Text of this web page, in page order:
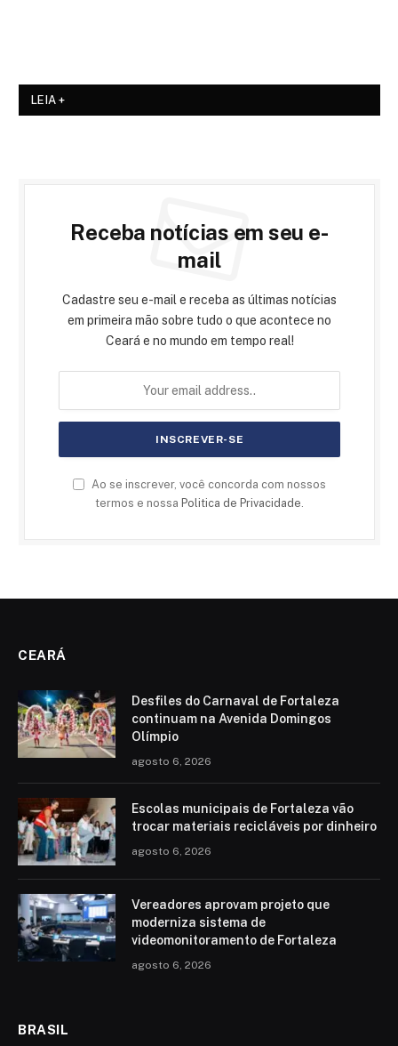
LEIA +
Receba notícias em seu e-
mail
Cadastre seu e-mail e receba as últimas notícias
em primeira mão sobre tudo o que acontece no
Ceará e no mundo em tempo real!
Ao se inscrever, você concorda com nossos
termos e nossa Politica de Privacidade.
CEARÁ
Desfiles do Carnaval de Fortaleza
continuam na Avenida Domingos
Olímpio
agosto 6, 2026
Escolas municipais de Fortaleza vão
trocar materiais recicláveis por dinheiro
agosto 6, 2026
Vereadores aprovam projeto que
moderniza sistema de
videomonitoramento de Fortaleza
agosto 6, 2026
BRASIL